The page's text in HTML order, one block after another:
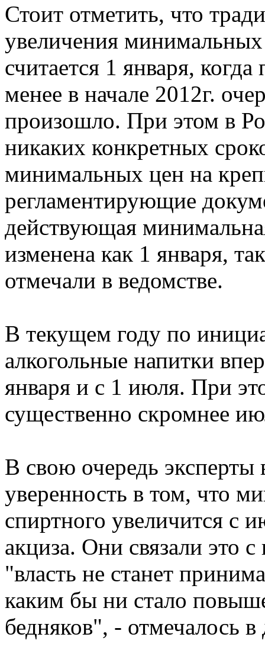
Стоит отметить, что
увеличения
считается 1 января,
менее в начале 2012г.
произошло. При этом в
никаких конкретных
минимальных цен на
регламентирующие
действующая
изменена как 1 января,
отмечали в ведомстве.
В текущем году по
алкогольные напитки
января и с 1 июля. При
существенно скромнее
В свою очередь эксперты
уверенность в том, что
спиртного увеличится с
акциза. Они связали это
"власть не станет
каким бы ни стало
бедняков", - отмечалось в